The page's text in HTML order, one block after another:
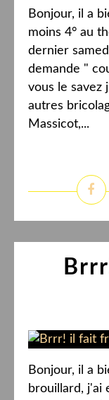
Bonjour, il a
moins 4° au
dernier
demande "
vous le savez
autres
Massicot,...
Bonjour, il a
brouillard, j'ai